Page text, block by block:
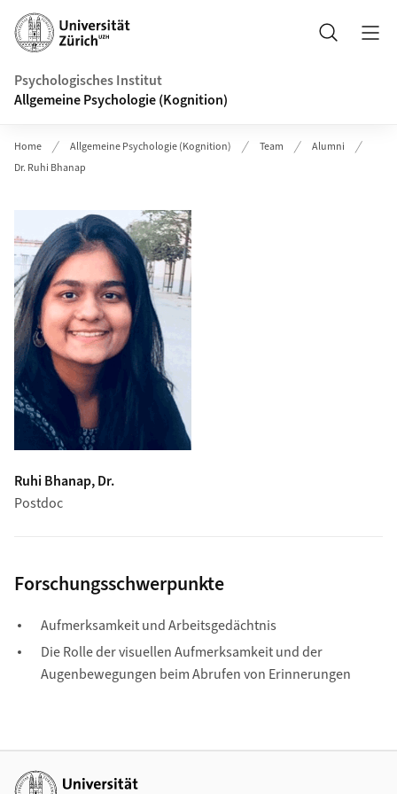
Header
Suche
Psychologisches Institut
Allgemeine Psychologie (Kognition)
Home Allgemeine Psychologie (Kognition) Team
Alumni
Dr. Ruhi Bhanap
Ruhi Bhanap, Dr.
Postdoc
Forschungsschwerpunkte
Aufmerksamkeit und Arbeitsgedächtnis
Die Rolle der visuellen Aufmerksamkeit und der
Augenbewegungen beim Abrufen von Erinnerungen
Weiterführende Links